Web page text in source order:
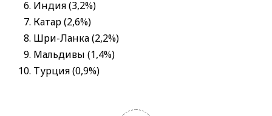
Индия (3,2%)
Катар (2,6%)
Шри-Ланка (2,2%)
Мальдивы (1,4%)
Турция (0,9%)